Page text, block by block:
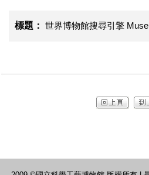
世界博物館搜尋引擎